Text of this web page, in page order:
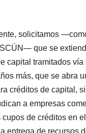
solicitamos
que se
capital tramitados
más, que se abra
créditos de capital,
a empresas
de créditos en
entrega de recursos